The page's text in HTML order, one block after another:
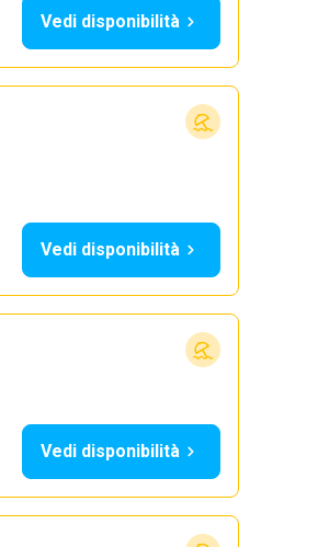
Vedi disponibilità
Vedi disponibilità
Vedi disponibilità